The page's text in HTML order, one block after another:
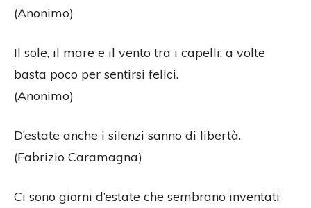
(Anonimo)
Il sole, il mare e il vento tra i capelli: a volte
basta poco per sentirsi felici.
(Anonimo)
D’estate anche i silenzi sanno di libertà.
(Fabrizio Caramagna)
Ci sono giorni d’estate che sembrano inventati